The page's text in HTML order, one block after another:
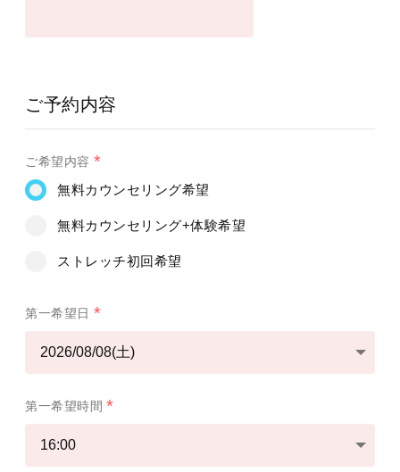
ご予約内容
ご希望内容
無料カウンセリング希望
無料カウンセリング+体験希望
ストレッチ初回希望
第一希望日
第一希望時間